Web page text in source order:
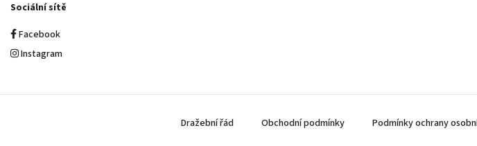
Sociální sítě
Facebook
Instagram
Dražební řád Obchodní podmínky Podmínky ochrany